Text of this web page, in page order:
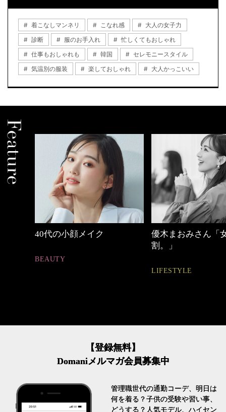
着こなしマンネリ こなれ感
大人の女子力
診断
服のお手入れ
忙しくてもおしゃれ
仕事もおしゃれも
韓国
セレモニースタイル
気温別の服装
楽しておしゃれ 大人かっこいい
優木まおみさん「女の時間
【ワーママのきれ
ュアル通勤】
FASHION
【登録無料】
Domaniメルマガ会員募集中
管理職世代の通勤コーデ、明日は
何を着る？子供の受験や習い事、
どうする？人気モデル、ハイセン